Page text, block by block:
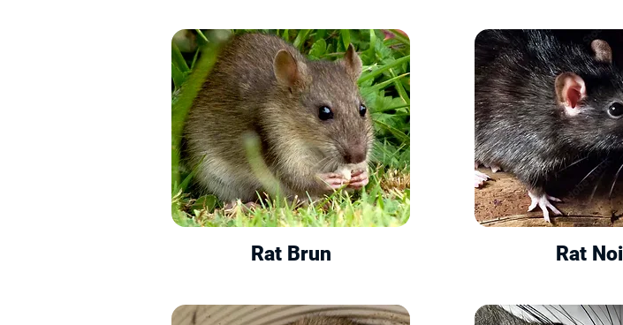
Rat Brun Rat